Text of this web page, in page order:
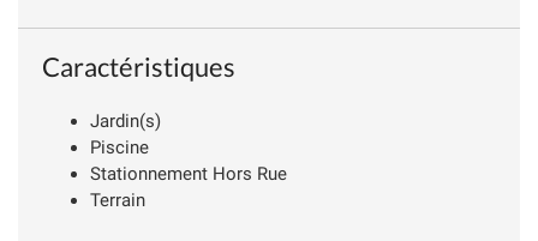
Caractéristiques
Jardin(s)
Piscine
Stationnement Hors Rue
Terrain